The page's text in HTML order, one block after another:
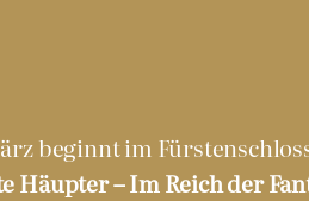
beginnt im
Häupter – Im Reich der